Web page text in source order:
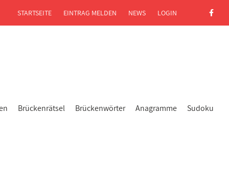
Brückenrätsel Brückenwörter Anagramme Sudoku
STARTSEITE EINTRAG MELDEN NEWS LOGIN